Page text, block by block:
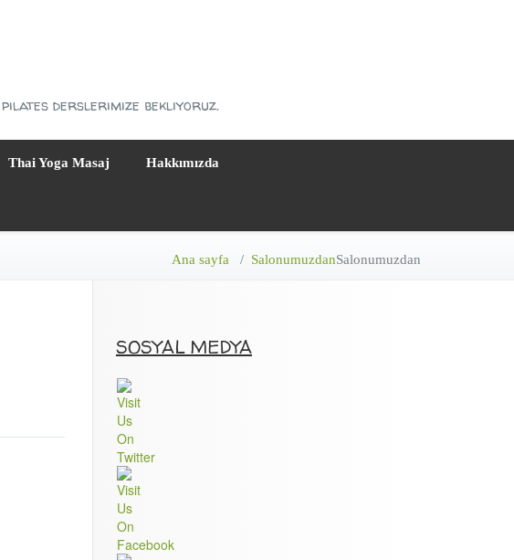
derslerimize bekliyoruz.
Thai Yoga Masaj Hakkımızda
Ana sayfa / SalonumuzdanSalonumuzdan
SOSYAL MEDYA